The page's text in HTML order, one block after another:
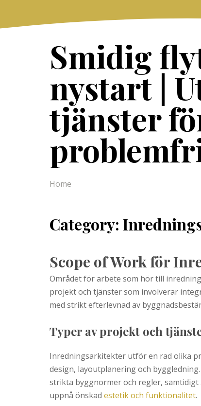
content
Smidig
nystart |
tjänster
Home
Category:
Scope of Work för
Området för arbete som hör till
projekt och tjänster som involverar
med strikt efterlevnad av
Typer av projekt och
Inredningsarkitekter utför en rad olika
design, layoutplanering och
strikta byggnormer och regler,
uppnå önskad estetik och funktionalitet.